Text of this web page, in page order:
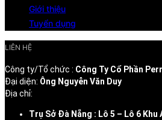
Giới thiệu
Tuyển dụng
LIÊN HỆ
Công ty/Tổ chức : Công Ty Cổ Phần
Đại diện: Ông Nguyễn Văn Duy
Địa chỉ:
Trụ Sở Đà Nẵng : Lô 5 – Lô 6